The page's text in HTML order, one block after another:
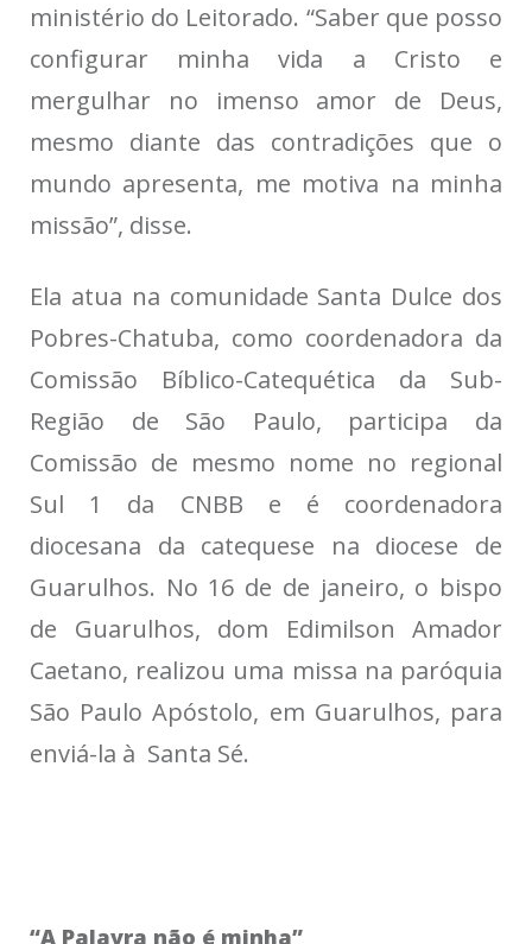
ministério do Leitorado. “Saber que posso
configurar minha vida a Cristo e
mergulhar no imenso amor de Deus,
mesmo diante das contradições que o
mundo apresenta, me motiva na minha
missão”, disse.
Ela atua na comunidade Santa Dulce dos
Pobres-Chatuba, como coordenadora da
Comissão Bíblico-Catequética da Sub-
Região de São Paulo, participa da
Comissão de mesmo nome no regional
Sul 1 da CNBB e é coordenadora
diocesana da catequese na diocese de
Guarulhos. No 16 de de janeiro, o bispo
de Guarulhos, dom Edimilson Amador
Caetano, realizou uma missa na paróquia
São Paulo Apóstolo, em Guarulhos, para
enviá-la à Santa Sé.
“A Palavra não é minha”